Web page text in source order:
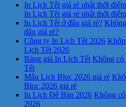
In Lịch Tết giá rẻ nhất thời
In Lịch Tết giá rẻ nhất thời
In Lịch Tết ở đâu giá rẻ?
đâu giá rẻ?
Công ty In Lịch Tết 2026
Lịch Tết 2026
Bảng giá In Lịch Tết Không có
Tết
Mẫu Lịch Bloc 2026 giá rẻ
Bloc 2026 giá rẻ
In Lịch Để Bàn 2026 Không
2026